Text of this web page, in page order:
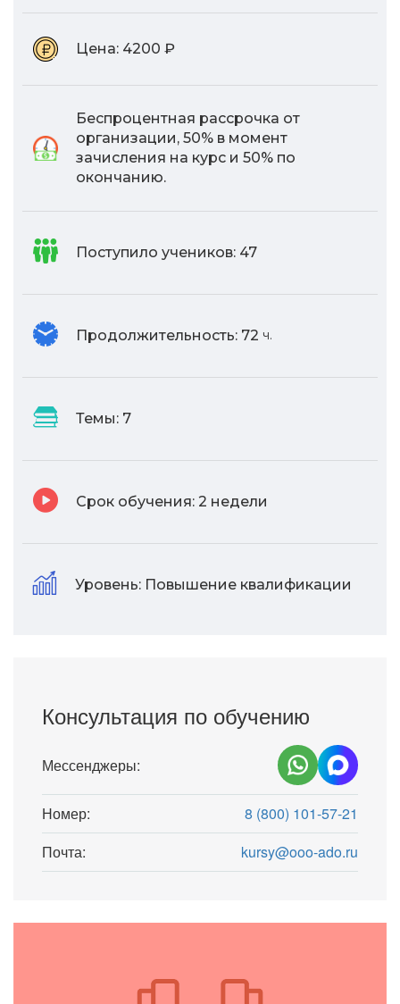
Цена: 4200 ₽
Беспроцентная рассрочка от
организации, 50% в момент
зачисления на курс и 50% по
окончанию.
Поступило учеников: 47
Продолжительность: 72 ч.
Темы: 7
Срок обучения: 2 недели
Уровень: Повышение квалификации
Консультация по обучению
Мессенджеры:
Номер:
8 (800) 101-57-21
Почта:
kursy@ooo-ado.ru